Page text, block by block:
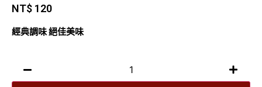
NT$ 120
經典調味 絕佳美味